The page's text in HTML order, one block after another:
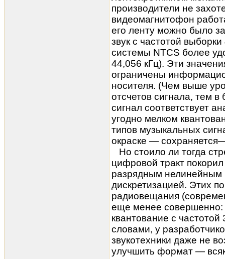
производители не
видеомагнитофон
его ленту можно было
звук с частотой
системы NTCS более
44,056 кГц). Эти
ограничены
носителя. (Чем выше
отсчетов сигнала, тем
сигнал соответствует
угодно мелком
типов музыкальных
окраске —
Но стоило ли тогда
цифровой тракт
разрядным нелинейным
дискретизацией. Этих
радиовещания
еще менее совершенно:
квантование с
словами, у
звукотехники даже не
улучшить формат —